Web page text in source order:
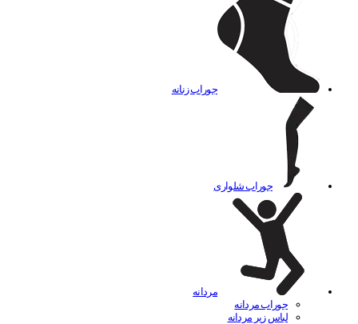
جوراب زنانه
جوراب شلواری
مردانه
جوراب مردانه
لباس زیر مردانه